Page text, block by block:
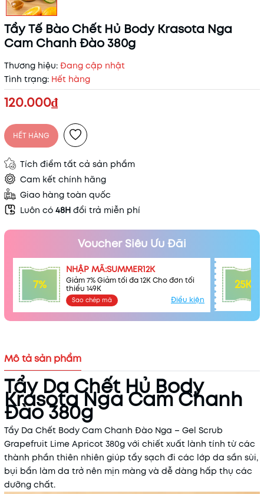
Tẩy Tế Bào Chết Hủ Body Krasota Nga
Cam Chanh Đào 380g
Thương hiệu: Đang cập nhật
Tình trạng: Hết hàng
120.000₫
HẾT HÀNG
Tích điểm tất cả sản phẩm
Cam kết chính hãng
Giao hàng toàn quốc
Luôn có 48H đổi trả miễn phí
Voucher Siêu Ưu Đãi
7%
NHẬP MÃ:SUMMER12K
Giảm 7% Giảm tối đa 12K Cho đơn tối
thiểu 149K
Sao chép mã Điều kiện
25K
Mã khuyến mãi:
Điều kiện:
Mô tả sản phẩm
Tẩy Da Chết Hủ Body
Krasota Nga Cam Chanh
Đào 380g
Tẩy Da Chết Body Cam Chanh Đào Nga – Gel Scrub
Grapefruit Lime Apricot 380g với chiết xuất lành tính từ các
thành phần thiên nhiên giúp tẩy sạch đi các lớp da sần sùi,
bụi bẩn làm da trở nên mịn màng và dễ dàng hấp thụ các
dưỡng chất.